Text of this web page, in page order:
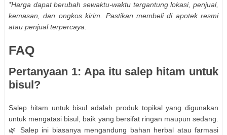
*Harga dapat berubah sewaktu‑waktu tergantung lokasi, penjual,
kemasan, dan ongkos kirim. Pastikan membeli di apotek resmi
atau penjual terpercaya.
FAQ
Pertanyaan 1: Apa itu salep hitam untuk
bisul?
Salep hitam untuk bisul adalah produk topikal yang digunakan
untuk mengatasi bisul, baik yang bersifat ringan maupun sedang.
🌿 Salep ini biasanya mengandung bahan herbal atau farmasi